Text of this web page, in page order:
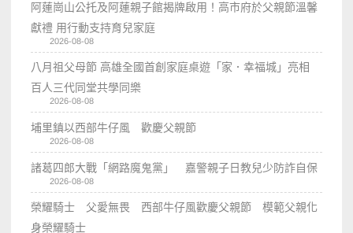
阿蓮崗山公托及阿蓮親子館揭牌啟用！高市府於父親節溫馨
獻禮 用行動支持育兒家庭
2026-08-08
八月祖父母節 高雄全國首創家庭桌遊「家．幸福城」亮相
百人三代同堂共學同樂
2026-08-08
埔里鎮以西部牛仔風 歡慶父親節
2026-08-08
諸葛四郎大戰「網路魔鬼黨」 嘉警親子日教兒少防詐自保
2026-08-08
榮耀騎士 父愛無畏 西部牛仔風歡慶父親節 模範父親化
身榮耀騎士